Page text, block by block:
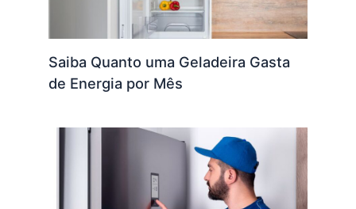
Saiba Quanto uma Geladeira Gasta
de Energia por Mês